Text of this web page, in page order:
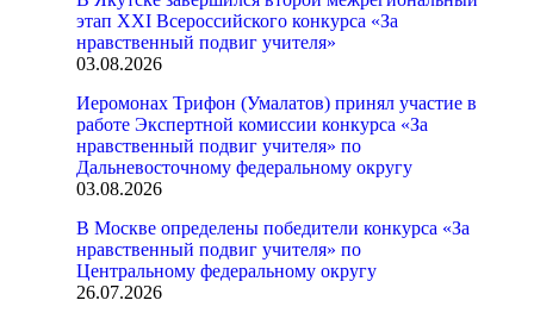
этап XXI Всероссийского конкурса «За
нравственный подвиг учителя»
03.08.2026
Иеромонах Трифон (Умалатов) принял участие в
работе Экспертной комиссии конкурса «За
нравственный подвиг учителя» по
Дальневосточному федеральному округу
03.08.2026
В Москве определены победители конкурса «За
нравственный подвиг учителя» по
Центральному федеральному округу
26.07.2026